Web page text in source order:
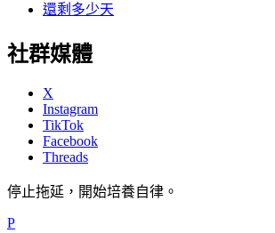
還剩多少天
社群媒體
X
Instagram
TikTok
Facebook
Threads
停止拖延，開始培養自律。
P